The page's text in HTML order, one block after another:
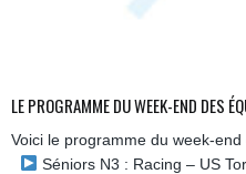
LE PROGRAMME DU WEEK-END DES
Voici le programme du week-
Séniors N3 : Racing – US